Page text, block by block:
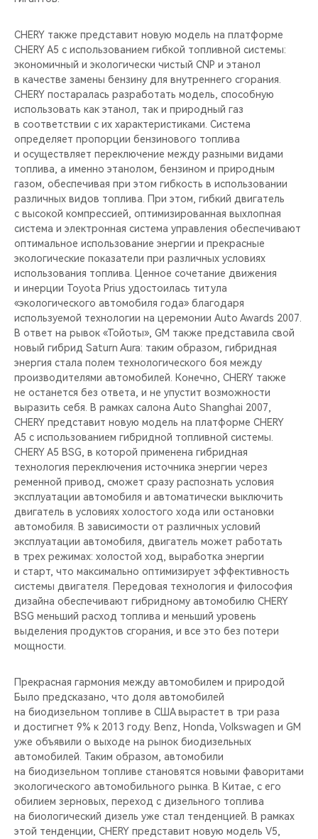
CHERY также представит новую модель на платформе
CHERY A5 с использованием гибкой топливной системы:
экономичный и экологически чистый CNP и этанол
в качестве замены бензину для внутреннего сгорания.
CHERY постаралась разработать модель, способную
использовать как этанол, так и природный газ
в соответствии с их характеристиками. Система
определяет пропорции бензинового топлива
и осуществляет переключение между разными видами
топлива, а именно этанолом, бензином и природным
газом, обеспечивая при этом гибкость в использовании
различных видов топлива. При этом, гибкий двигатель
с высокой компрессией, оптимизированная выхлопная
система и электронная система управления обеспечивают
оптимальное использование энергии и прекрасные
экологические показатели при различных условиях
использования топлива. Ценное сочетание движения
и инерции Toyota Prius удостоилась титула
«экологического автомобиля года» благодаря
используемой технологии на церемонии Auto Awards 2007.
В ответ на рывок «Тойоты», GM также представила свой
новый гибрид Saturn Aura: таким образом, гибридная
энергия стала полем технологического боя между
производителями автомобилей. Конечно, CHERY также
не останется без ответа, и не упустит возможности
выразить себя. В рамках салона Auto Shanghai 2007,
CHERY представит новую модель на платформе CHERY
A5 с использованием гибридной топливной системы.
CHERY A5 BSG, в которой применена гибридная
технология переключения источника энергии через
ременной привод, cможет сразу распознать условия
эксплуатации автомобиля и автоматически выключить
двигатель в условиях холостого хода или остановки
автомобиля. В зависимости от различных условий
эксплуатации автомобиля, двигатель может работать
в трех режимах: холостой ход, выработка энергии
и старт, что максимально оптимизирует эффективность
системы двигателя. Передовая технология и философия
дизайна обеспечивают гибридному автомобилю CHERY
BSG меньший расход топлива и меньший уровень
выделения продуктов сгорания, и все это без потери
мощности.
Прекрасная гармония между автомобилем и природой
Было предсказано, что доля автомобилей
на биодизельном топливе в США вырастет в три раза
и достигнет 9% к 2013 году. Benz, Honda, Volkswagen и GM
уже объявили о выходе на рынок биодизельных
автомобилей. Таким образом, автомобили
на биодизельном топливе становятся новыми фаворитами
экологического автомобильного рынка. В Китае, с его
обилием зерновых, переход с дизельного топлива
на биологический дизель уже стал тенденцией. В рамках
этой тенденции, CHERY представит новую модель V5,